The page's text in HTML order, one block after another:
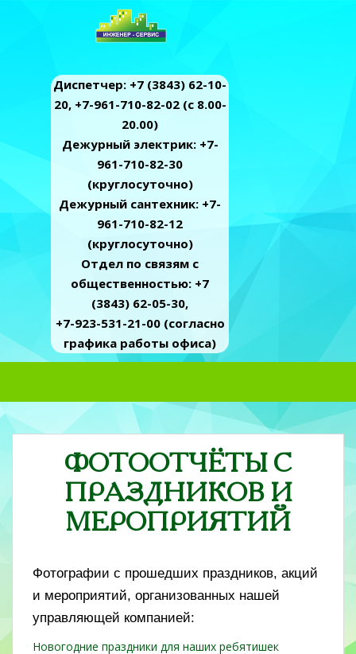
Диспетчер: +7 (3843) 62-10-
20, +7-961-710-82-02 (c 8.00-
20.00)
Дежурный электрик: +7-
961-710-82-30
(круглосуточно)
Дежурный сантехник: +7-
961-710-82-12
(круглосуточно)
Отдел по связям с
общественностью: +7
(3843) 62-05-30,
+7-923-531-21-00 (согласно
графика работы офиса)
i
n
ФОТООТЧЁТЫ С
ПРАЗДНИКОВ И
МЕРОПРИЯТИЙ
Фотографии с прошедших праздников, акций
и мероприятий, организованных нашей
управляющей компанией:
Новогодние праздники для наших ребятишек